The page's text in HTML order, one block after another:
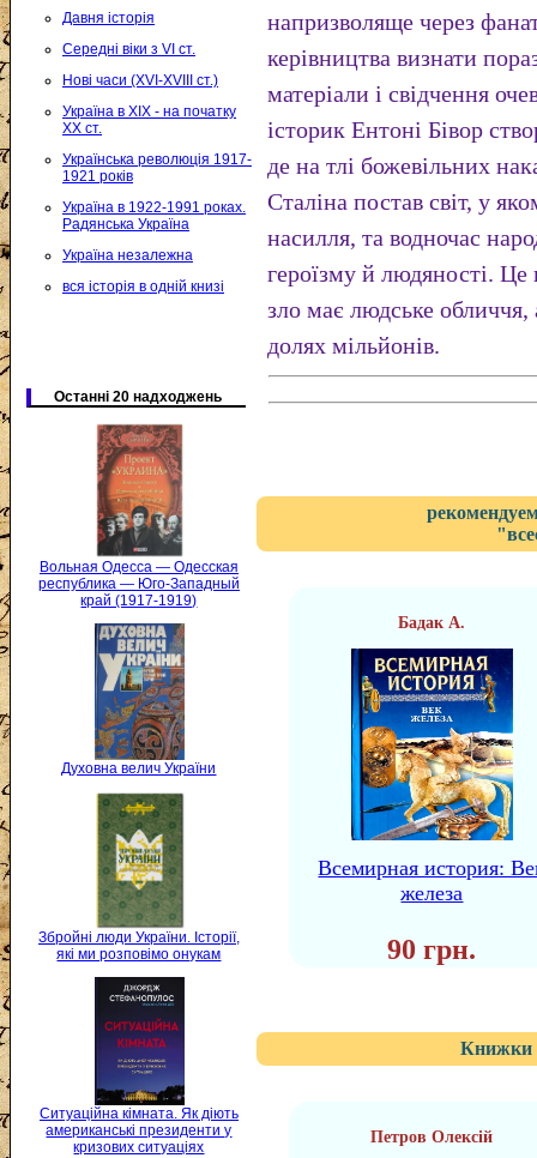
Давня історія
Середні віки з VI ст.
Нові часи (XVI-XVIII ст.)
Україна в XIX - на початку
XX ст.
Українська революція 1917-
1921 років
Україна в 1922-1991 роках.
Радянська Україна
Україна незалежна
вся історія в одній книзі
Останні 20 надходжень
Вольная Одесса — Одесская
республика — Юго-Западный
край (1917-1919)
Духовна велич України
Збройні люди України. Історії,
які ми розповімо онукам
Ситуаційна кімната. Як діють
американські президенти у
кризових ситуаціях
напризволяще через
керівництва визнати
матеріали і свідчення
історик Ентоні Бівор
де на тлі божевільних
Сталіна постав світ, у
насилля, та водночас
героїзму й людяності.
зло має людське обличчя,
долях мільйонів.
Бадак А.
Всемирная история:
железа
90 грн.
Книжки
Петров Олексій